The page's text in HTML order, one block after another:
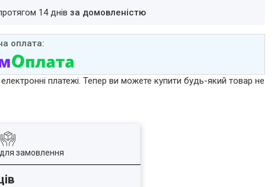
14 днівза домовленістю
електронні платежі. Тепер ви можете купити будь-який товар не
замовлення